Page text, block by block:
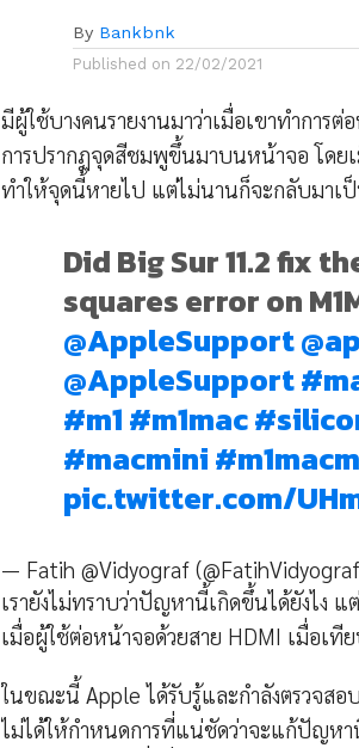
By Bankbnk
Published on 22/02/2021
มีผู้ใช้บางคนรายงานมาว่าเมื่อเขาทำการ
การปรากฏจุดสีชมพูขึ้นมาบนหน้าจอ โดยเ
ทำให้จุดนี้หายไป แต่ไม่นานก็จะกลับมาเ
Did Big Sur 11.2 fix
squares error on
@AppleSupport
@AppleSupport
#m1#m1mac
#macmini
pic.twitter.com/
— Fatih @Vidyograf
เรายังไม่ทราบว่าปัญหานี้เกิดขึ้นได้ยังไง
เมื่อผู้ใช้ต่อหน้าจอด้วยสาย HDMI เมื่อเ
ในขณะนี้ Apple ได้รับรู้และกำลังตรวจส
ไม่ได้ให้กำหนดการที่แน่ชัดว่าจะแก้ปัญหา